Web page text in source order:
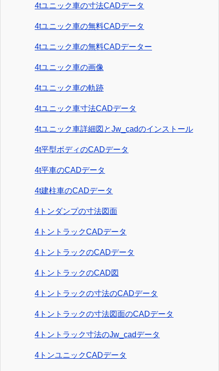
4tユニック車の寸法CADデータ
4tユニック車の無料CADデータ
4tユニック車の無料CADデーター
4tユニック車の画像
4tユニック車の軌跡
4tユニック車寸法CADデータ
4tユニック車詳細図とJw_cadのインストール
4t平型ボディのCADデータ
4t平車のCADデータ
4t建柱車のCADデータ
4トンダンプの寸法図面
4トントラックCADデータ
4トントラックのCADデータ
4トントラックのCAD図
4トントラックの寸法のCADデータ
4トントラックの寸法図面のCADデータ
4トントラック寸法のJw_cadデータ
4トンユニックCADデータ